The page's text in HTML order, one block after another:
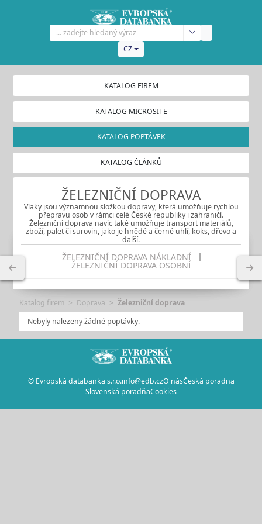
CZ
KATALOG FIREM
KATALOG MICROSITE
KATALOG POPTÁVEK
KATALOG ČLÁNKŮ
ŽELEZNIČNÍ DOPRAVA
Vlaky jsou významnou složkou dopravy, která umožňuje rychlou
přepravu osob v rámci celé České republiky i zahraničí.
Železniční doprava navíc také umožňuje transport materiálů,
zboží, palet či surovin, jako je hnědé a černé uhlí, koks, dřevo a
další.
ŽELEZNIČNÍ DOPRAVA NÁKLADNÍ
ŽELEZNIČNÍ DOPRAVA OSOBNÍ
Katalog firem Doprava
Železniční doprava
Nebyly nalezeny žádné poptávky.
© Evropská databanka s.r.o.info@edb.czO násČeská poradna
Slovenská poradňaCookies